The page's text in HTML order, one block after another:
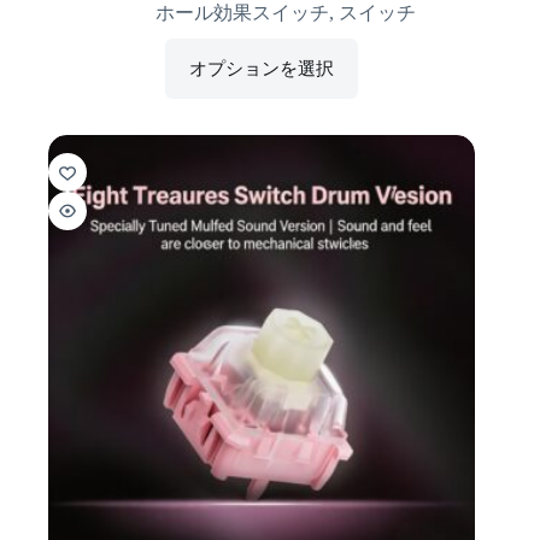
ホール効果スイッチ, スイッチ
オプションを選択